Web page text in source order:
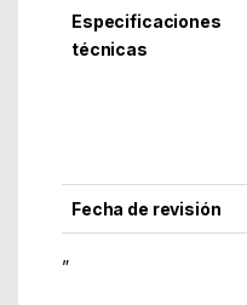
Especificaciones
técnicas
Fecha de revisión
”